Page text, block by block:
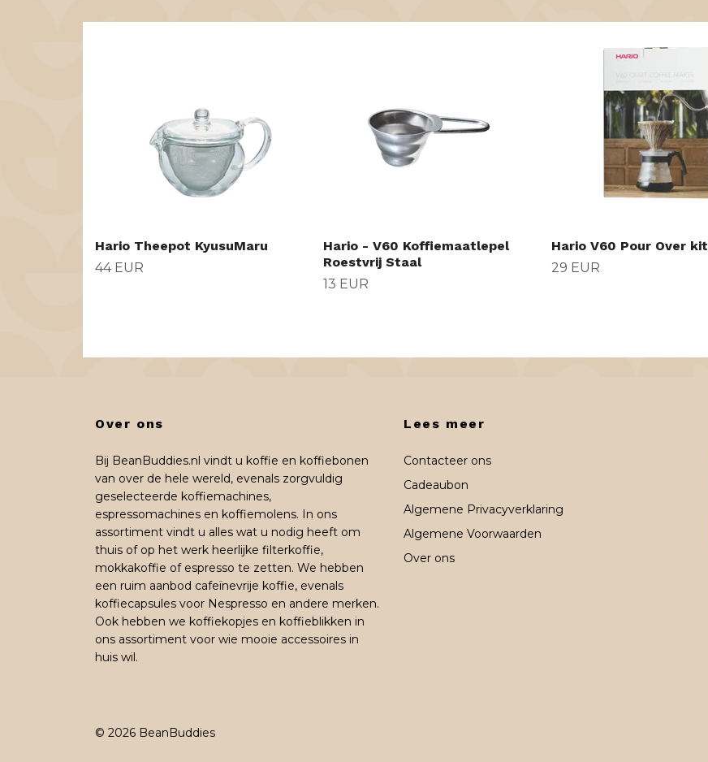
Hario Theepot KyusuMaru
44 EUR
Hario - V60 Koffiemaatlepel
Roestvrij Staal
13 EUR
Hario V60 Pour Over kit
29 EUR
Over ons
Bij BeanBuddies.nl vindt u koffie en koffiebonen
van over de hele wereld, evenals zorgvuldig
geselecteerde koffiemachines,
espressomachines en koffiemolens. In ons
assortiment vindt u alles wat u nodig heeft om
thuis of op het werk heerlijke filterkoffie,
mokkakoffie of espresso te zetten. We hebben
een ruim aanbod cafeïnevrije koffie, evenals
koffiecapsules voor Nespresso en andere merken.
Ook hebben we koffiekopjes en koffieblikken in
ons assortiment voor wie mooie accessoires in
huis wil.
Lees meer
Contacteer ons
Cadeaubon
Algemene Privacyverklaring
Algemene Voorwaarden
Over ons
© 2026 BeanBuddies